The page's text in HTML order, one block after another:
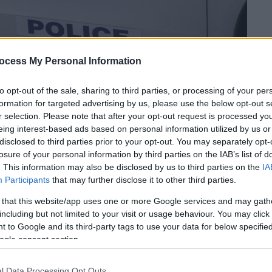
My Personal Information
opt-out of the sale, sharing to third parties, or processing of your
for targeted advertising by us, please use the below opt-out
selection. Please note that after your opt-out request is processed
interest-based ads based on personal information utilized by us
to third parties prior to your opt-out. You may separately
of your personal information by third parties on the IAB’s list of
This information may also be disclosed by us to third parties on the
Participants that may further disclose it to other third parties.
that this website/app uses one or more Google services and may
but not limited to your visit or usage behaviour. You may
to Google and its third-party tags to use your data for below
consent section.
το ΕΘΝΟΣ στη Google
υποκατάστηματράπεζας, στη λεωφόρο
08:30, ο δράστης, ο οποίος είχε καλυμμένα
μόλις μπήκε στην τράπεζα έβγαλε όπλο
μετά αφαίρεσε χρηματικό ποσό
του ethnos.gr